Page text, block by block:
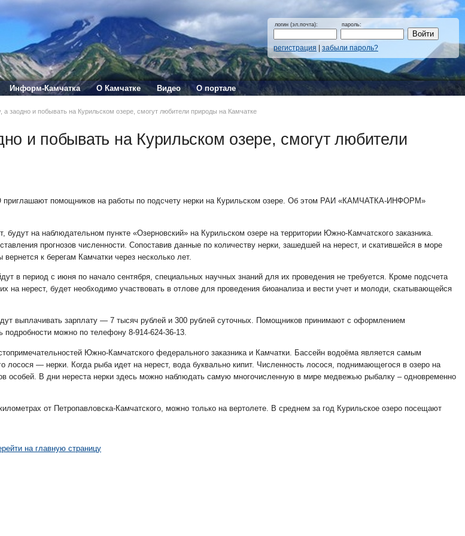
логин (эл.почта): пароль:
регистрация забыли пароль?
Информ-Камчатка О Камчатке Видео О портале
а заодно и побывать на Курильском озере, смогут любители природы на Камчатке
и побывать на Курильском озере, смогут любители
помощников на работы по подсчету нерки на Курильском озере. Об этом РАИ «КАМЧАТКА-ИНФОРМ»
на наблюдательном пункте «Озерновский» на Курильском озере на территории Южно-Камчатского заказника.
прогнозов численности. Сопоставив данные по количеству нерки, зашедшей на нерест, и скатившейся в море
к берегам Камчатки через несколько лет.
в период с июня по начало сентября, специальных научных знаний для их проведения не требуется. Кроме подсчета
на нерест, будет необходимо участвовать в отлове для проведения биоанализа и вести учет и молоди, скатывающейся
выплачивать зарплату — 7 тысяч рублей и 300 рублей суточных. Помощников принимают с оформлением
подробности можно по телефону 8-914-624-36-13.
Южно-Камчатского федерального заказника и Камчатки. Бассейн водоёма является самым
лосося — нерки. Когда рыба идет на нерест, вода буквально кипит. Численность лосося, поднимающегося в озеро на
особей. В дни нереста нерки здесь можно наблюдать самую многочисленную в мире медвежью рыбалку – одновременно
от Петропавловска-Камчатского, можно только на вертолете. В среднем за год Курильское озеро посещают
на главную страницу